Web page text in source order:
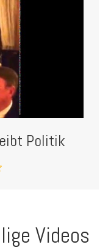
Politik
Videos